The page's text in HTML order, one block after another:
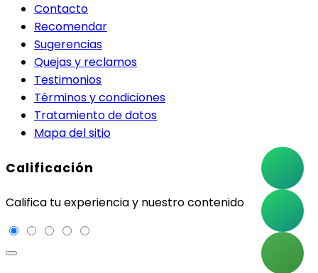
Contacto
Recomendar
Sugerencias
Quejas y reclamos
Testimonios
Términos y condiciones
Tratamiento de datos
Mapa del sitio
Calificación
Califica tu experiencia y nuestro contenido